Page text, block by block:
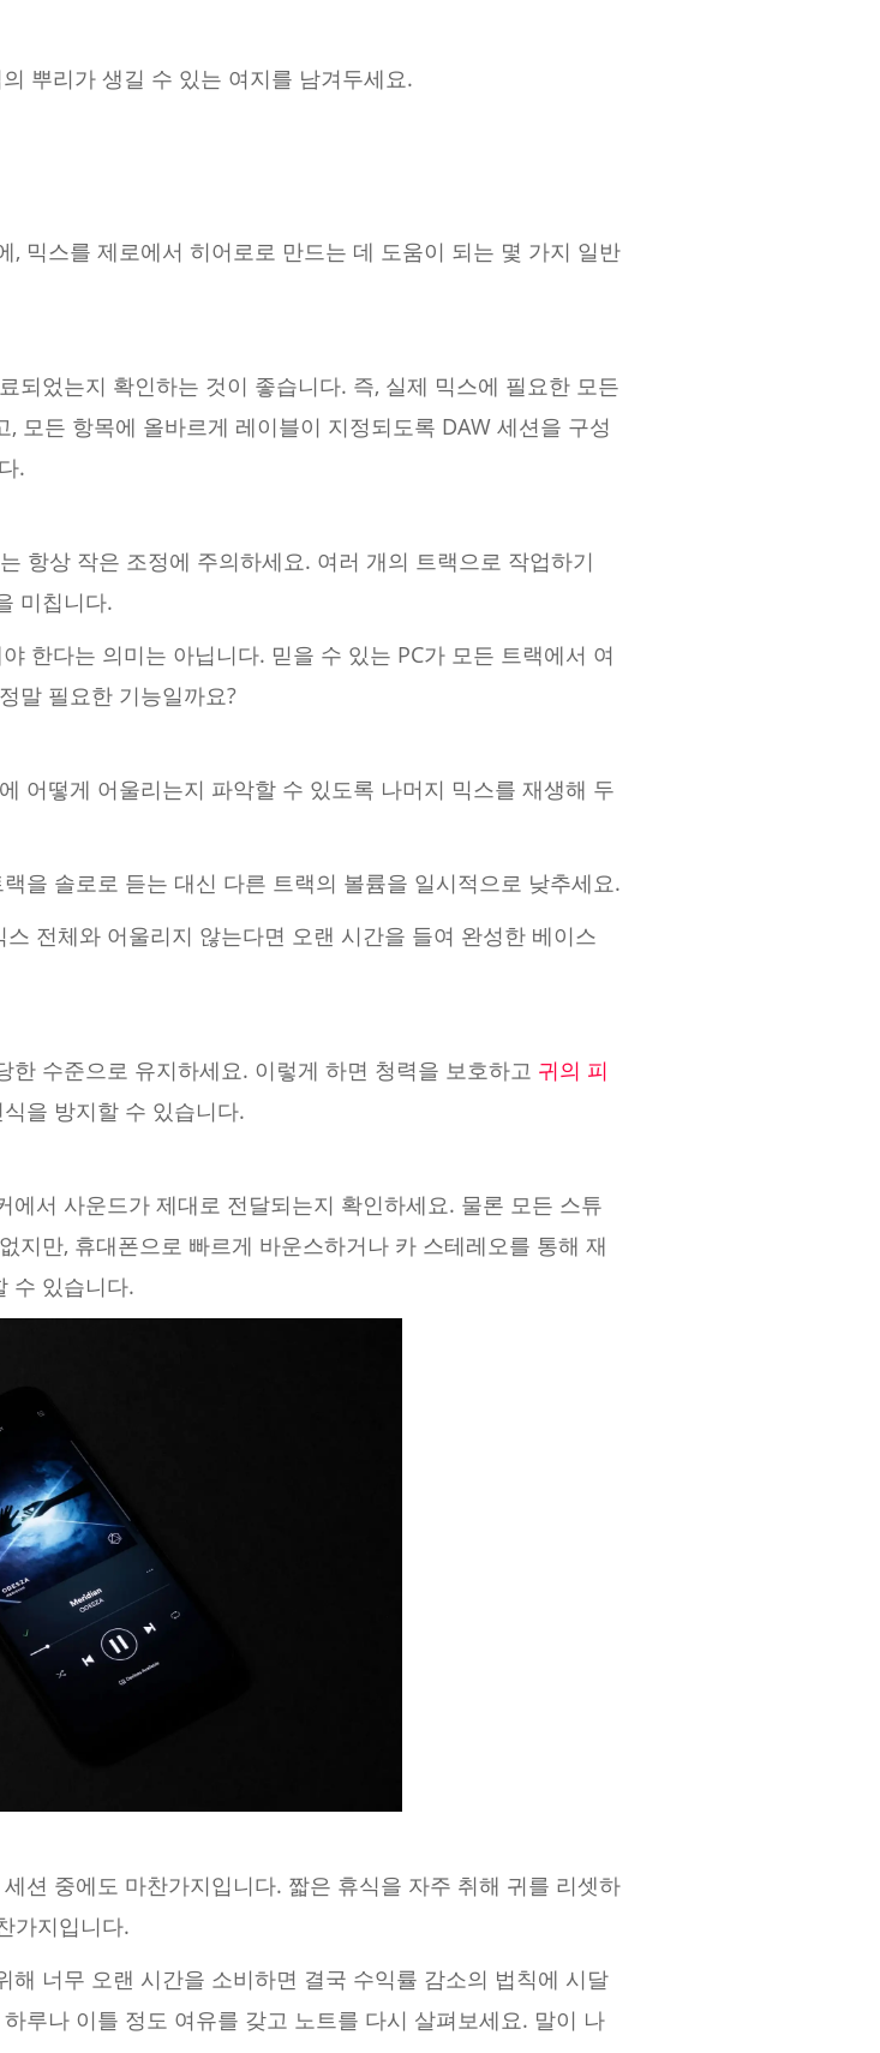
뿌리가 생길 수 있는 여지를 남겨두세요.
, 믹스를 제로에서 히어로로 만드는 데 도움이 되는 몇 가지 일반
되었는지 확인하는 것이 좋습니다. 즉, 실제 믹스에 필요한 모든
모든 항목에 올바르게 레이블이 지정되도록 DAW 세션을 구성
.
항상 작은 조정에 주의하세요. 여러 개의 트랙으로 작업하기
미칩니다.
한다는 의미는 아닙니다. 믿을 수 있는 PC가 모든 트랙에서 여
말 필요한 기능일까요?
어떻게 어울리는지 파악할 수 있도록 나머지 믹스를 재생해 두
을 솔로로 듣는 대신 다른 트랙의 볼륨을 일시적으로 낮추세요.
전체와 어울리지 않는다면 오랜 시간을 들여 완성한 베이스
수준으로 유지하세요. 이렇게 하면 청력을 보호하고 귀의 피
을 방지할 수 있습니다.
서 사운드가 제대로 전달되는지 확인하세요. 물론 모든 스튜
지만, 휴대폰으로 빠르게 바운스하거나 카 스테레오를 통해 재
수 있습니다.
션 중에도 마찬가지입니다. 짧은 휴식을 자주 취해 귀를 리셋하
가지입니다.
너무 오랜 시간을 소비하면 결국 수익률 감소의 법칙에 시달
루나 이틀 정도 여유를 갖고 노트를 다시 살펴보세요. 말이 나